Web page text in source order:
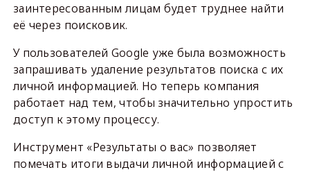
заинтересованным лицам будет труднее найти
её через поисковик.
У пользователей Google уже была возможность
запрашивать удаление результатов поиска с их
личной информацией. Но теперь компания
работает над тем, чтобы значительно упростить
доступ к этому процессу.
Инструмент «Результаты о вас» позволяет
помечать итоги выдачи личной информацией с